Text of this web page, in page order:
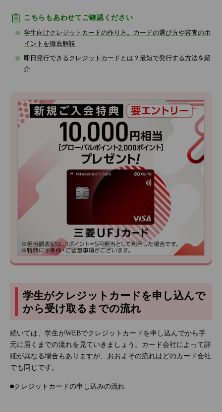
こちらもあわせてご確認ください
学生向けクレジットカードの作り方。カードの選び方や審査のポ
イントを徹底解説
即日発行できるクレジットカードとは？最短で発行する方法を紹
介
学生がクレジットカードを申し込んで
から受け取るまでの流れ
続いては、学生がWEBでクレジットカードを申し込んでから手
元に届くまでの流れを見ていきましょう。カード会社によって詳
細が異なる場合もありますが、おおよその流れはどのカード会社
でも同じです。
■クレジットカードの申し込みの流れ